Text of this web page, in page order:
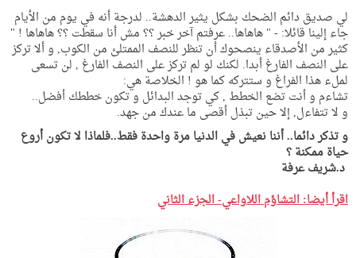
لي صديق دائم الضحك بشكل يثير الدهشة.. لدرجة أنه في يوم من الأيام
جاء إلينا قائلا: - " هاهاها.. عرفتم آخر خبر ؟؟ مش أنا سقطت ؟؟ هاهاها ! "
كثير من الأصدقاء ينصحوك أن تنظر للنصف الممتلئ من الكوب, و ألا تركز
على النصف الفارغ أبدا. لكنك لو لم تركز على النصف الفارغ , لن تسعى
لملء هذا الفراغ و ستتركه كما هو ! الخلاصة هي:
تشاءم و أنت تضع الخطط , كي توجد البدائل و تكون خططك أفضل..
و لا تتفاءل, إلا حين تبذل أقصى ما عندك من جهد.
و تذكر دائما.. أننا نعيش في الدنيا مرة واحدة فقط..فلماذا لا تكون أروع
حياة ممكنة ؟
د.شريف عرفة
اقرأ أيضا: التشاؤم اللاواعي- الجزء الثاني